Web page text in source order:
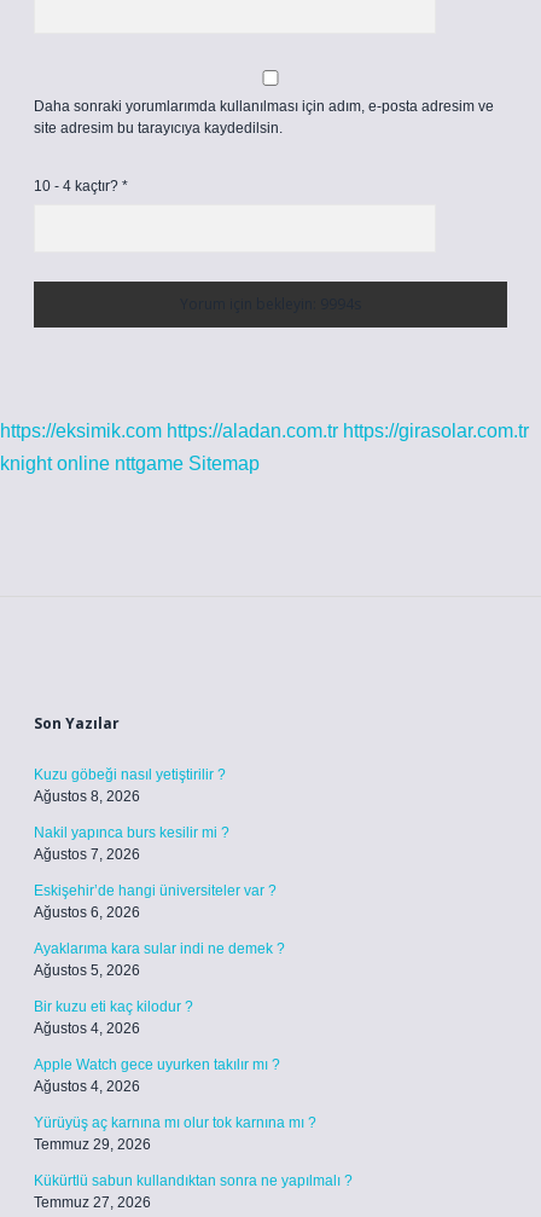
Daha sonraki yorumlarımda kullanılması için adım, e-posta adresim ve
site adresim bu tarayıcıya kaydedilsin.
10 - 4 kaçtır? *
https://eksimik.com https://aladan.com.tr https://girasolar.com.tr
knight online nttgame Sitemap
Son Yazılar
Kuzu göbeği nasıl yetiştirilir ?
Ağustos 8, 2026
Nakil yapınca burs kesilir mi ?
Ağustos 7, 2026
Eskişehir’de hangi üniversiteler var ?
Ağustos 6, 2026
Ayaklarıma kara sular indi ne demek ?
Ağustos 5, 2026
Bir kuzu eti kaç kilodur ?
Ağustos 4, 2026
Apple Watch gece uyurken takılır mı ?
Ağustos 4, 2026
Yürüyüş aç karnına mı olur tok karnına mı ?
Temmuz 29, 2026
Kükürtlü sabun kullandıktan sonra ne yapılmalı ?
Temmuz 27, 2026